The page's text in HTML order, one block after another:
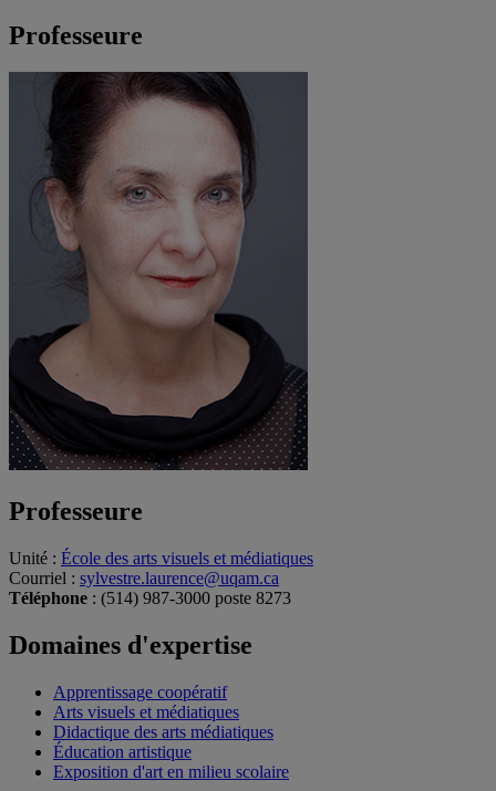
Professeure
Professeure
Unité : École des arts visuels et médiatiques
Courriel : sylvestre.laurence@uqam.ca
Téléphone : (514) 987-3000 poste 8273
Domaines d'expertise
Apprentissage coopératif
Arts visuels et médiatiques
Didactique des arts médiatiques
Éducation artistique
Exposition d'art en milieu scolaire